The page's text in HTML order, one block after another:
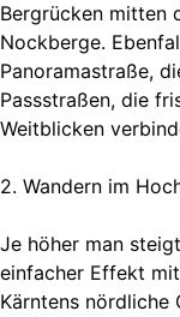
Bergrücken mitten
Nockberge.
Panoramastraße,
Passstraßen, die
Weitblicken
2. Wandern im
Je höher man
einfacher Effekt
Kärntens nördliche